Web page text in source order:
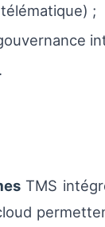
;
TMS